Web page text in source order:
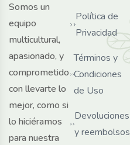
Somos un
equipo
multicultural,
apasionado, y
comprometido
con llevarte lo
mejor, como si
lo hiciéramos
para nuestra
Política de
Privacidad
Términos y
Condiciones
de Uso
Devoluciones
y reembolsos